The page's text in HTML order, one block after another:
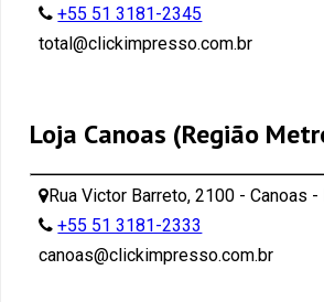
+55 51 3181-2345
total@clickimpresso.com.br
Loja Canoas (Região
Rua Victor Barreto, 2100 - Canoas -
+55 51 3181-2333
canoas@clickimpresso.com.br